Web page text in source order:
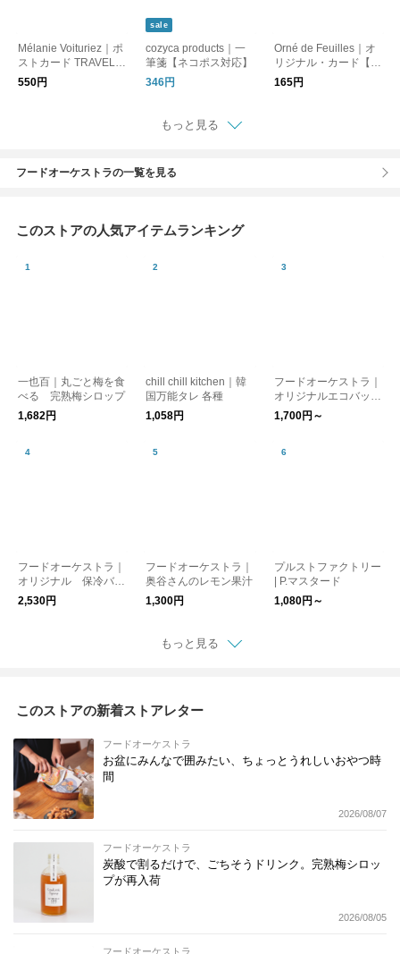
Mélanie Voituriez｜ポ
ストカード TRAVEL
［メール便］
550円
sale
cozyca products｜一
筆箋【ネコポス対応】
346円
Orné de Feuilles｜オ
リジナル・カード【誕
生日】【プレゼント】
【ギフト】【母の日】
165円
もっと見る
フードオーケストラの一覧を見る
このストアの人気アイテムランキング
一也百｜丸ごと梅を食
べる 完熟梅シロップ
1,682円
chill chill kitchen｜韓
国万能タレ 各種
1,058円
フードオーケストラ｜
オリジナルエコバッグ
【ゆうパケット対応】
1,700円～
フードオーケストラ｜
オリジナル 保冷バッ
グ
2,530円
フードオーケストラ｜
奥谷さんのレモン果汁
1,300円
プルストファクトリー
| P.マスタード
1,080円～
もっと見る
このストアの新着ストアレター
フードオーケストラ
お盆にみんなで囲みたい、ちょっとうれしいおやつ時
間
2026/08/07
フードオーケストラ
炭酸で割るだけで、ごちそうドリンク。完熟梅シロッ
プが再入荷
2026/08/05
フードオーケストラ